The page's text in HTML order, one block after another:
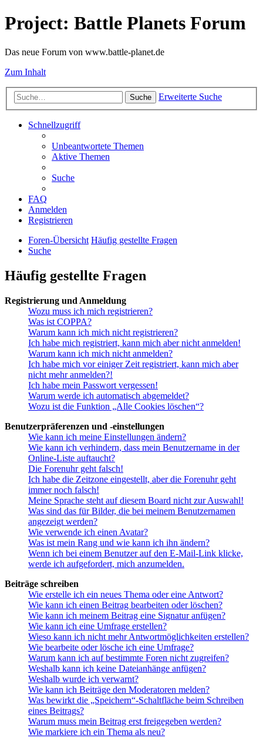
Project: Battle Planets Forum
Das neue Forum von www.battle-planet.de
Zum Inhalt
Suche Erweiterte Suche
Schnellzugriff
Unbeantwortete Themen
Aktive Themen
Suche
FAQ
Anmelden
Registrieren
Foren-Übersicht Häufig gestellte Fragen
Suche
Häufig gestellte Fragen
Registrierung und Anmeldung
Wozu muss ich mich registrieren?
Was ist COPPA?
Warum kann ich mich nicht registrieren?
Ich habe mich registriert, kann mich aber nicht anmelden!
Warum kann ich mich nicht anmelden?
Ich habe mich vor einiger Zeit registriert, kann mich aber
nicht mehr anmelden?!
Ich habe mein Passwort vergessen!
Warum werde ich automatisch abgemeldet?
Wozu ist die Funktion „Alle Cookies löschen“?
Benutzerpräferenzen und -einstellungen
Wie kann ich meine Einstellungen ändern?
Wie kann ich verhindern, dass mein Benutzername in der
Online-Liste auftaucht?
Die Forenuhr geht falsch!
Ich habe die Zeitzone eingestellt, aber die Forenuhr geht
immer noch falsch!
Meine Sprache steht auf diesem Board nicht zur Auswahl!
Was sind das für Bilder, die bei meinem Benutzernamen
angezeigt werden?
Wie verwende ich einen Avatar?
Was ist mein Rang und wie kann ich ihn ändern?
Wenn ich bei einem Benutzer auf den E-Mail-Link klicke,
werde ich aufgefordert, mich anzumelden.
Beiträge schreiben
Wie erstelle ich ein neues Thema oder eine Antwort?
Wie kann ich einen Beitrag bearbeiten oder löschen?
Wie kann ich meinem Beitrag eine Signatur anfügen?
Wie kann ich eine Umfrage erstellen?
Wieso kann ich nicht mehr Antwortmöglichkeiten erstellen?
Wie bearbeite oder lösche ich eine Umfrage?
Warum kann ich auf bestimmte Foren nicht zugreifen?
Weshalb kann ich keine Dateianhänge anfügen?
Weshalb wurde ich verwarnt?
Wie kann ich Beiträge den Moderatoren melden?
Was bewirkt die „Speichern“-Schaltfläche beim Schreiben
eines Beitrags?
Warum muss mein Beitrag erst freigegeben werden?
Wie markiere ich ein Thema als neu?